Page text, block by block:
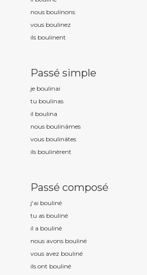
nous boulinons
vous boulinez
ils boulinent
Passé simple
je boulinai
tu boulinas
il boulina
nous boulinâmes
vous boulinâtes
ils boulinèrent
Passé composé
j'ai bouliné
tu as bouliné
il a bouliné
nous avons bouliné
vous avez bouliné
ils ont bouliné